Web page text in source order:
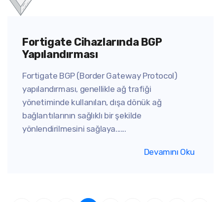
Fortigate Cihazlarında BGP
Yapılandırması
Fortigate BGP (Border Gateway Protocol)
yapılandırması, genellikle ağ trafiği
yönetiminde kullanılan, dışa dönük ağ
bağlantılarının sağlıklı bir şekilde
yönlendirilmesini sağlaya......
Devamını Oku